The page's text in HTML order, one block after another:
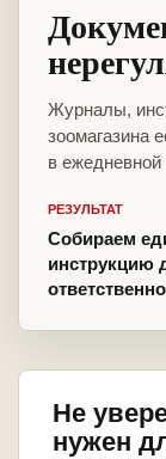
Журналы,
зоомагазина
в ежедневной
РЕЗУЛЬТАТ
Собираем
инструкцию
Не
нужен